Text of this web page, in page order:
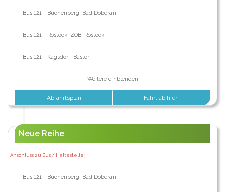
Bus 121 - Buchenberg, Bad Doberan
Bus 121 - Rostock, ZOB, Rostock
Bus 121 - Kägsdorf, Bastorf
Weitere einblenden
Abfahrtsplan Fahrt ab hier
Neue Reihe
Anschluss zu Bus / Haltestelle:
Bus 121 - Buchenberg, Bad Doberan